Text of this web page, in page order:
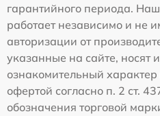
гарантийного периода.
работает независимо и не
авторизации от
указанные на сайте, носят
ознакомительный
офертой согласно п. 2 ст.
обозначения торговой